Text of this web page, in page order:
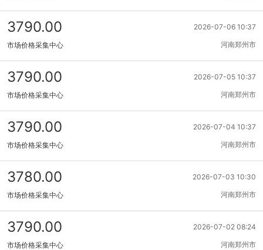
2026-07-06 10:37
3790.00
河南郑州市
市场价格采集中心
2026-07-05 10:37
3790.00
河南郑州市
市场价格采集中心
2026-07-04 10:37
3790.00
河南郑州市
市场价格采集中心
2026-07-03 10:30
3780.00
河南郑州市
市场价格采集中心
2026-07-02 08:24
3790.00
河南郑州市
市场价格采集中心